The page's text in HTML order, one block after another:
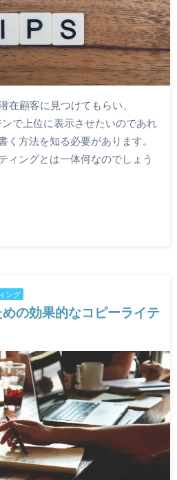
在顧客に見つけてもらい、
で上位に表示させたいのであれ
く方法を知る必要があります。
ィングとは一体何なのでしょう
ング
の効果的なコピーライテ